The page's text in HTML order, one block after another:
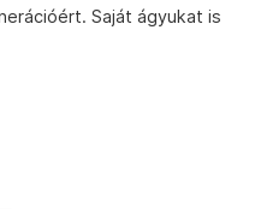
Saját ágyukat is